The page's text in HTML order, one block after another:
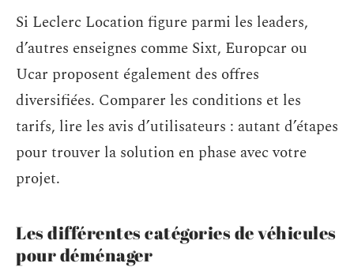
Si Leclerc Location figure parmi les leaders,
d’autres enseignes comme Sixt, Europcar ou
Ucar proposent également des offres
diversifiées. Comparer les conditions et les
tarifs, lire les avis d’utilisateurs : autant d’étapes
pour trouver la solution en phase avec votre
projet.
Les différentes catégories de véhicules
pour déménager